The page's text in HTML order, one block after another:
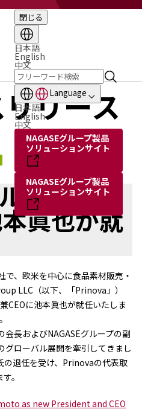
閉じる
日本語
English
中文
Language
日本語
English
中文
NAGASEグループ製品
ソリューションサイト
NAGASEグループ製品
ソリューションサイト
リース
ープ社長
眞也が就
、欧米を中心に食品素材販売・
LLC（以下、「Prinova」）
CEOに池本眞也が就任いたしま
長およびNAGASEグループの副
ローバル展開を牽引してきまし
退任を受け、Prinovaの代表取
。
as new President and CEO